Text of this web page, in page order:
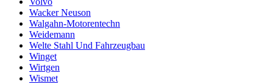
Wacker Neuson
Walgahn-Motorentechn
Weidemann
Welte Stahl Und Fahrzeugbau
Winget
Wirtgen
Wismet